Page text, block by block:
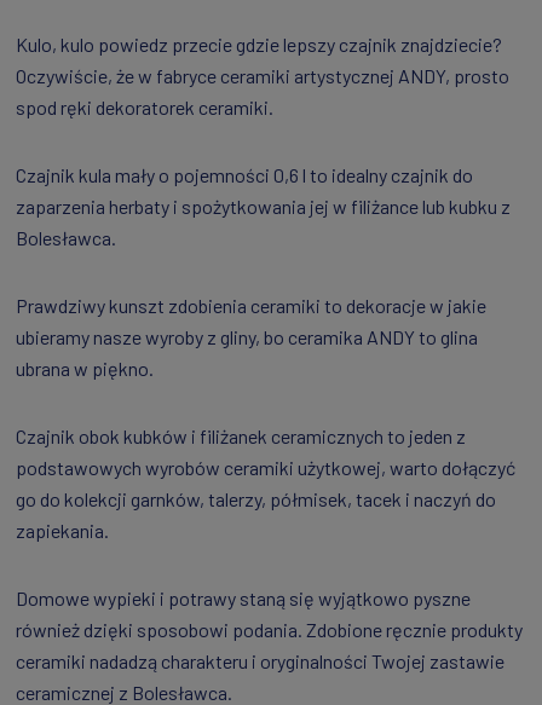
Kulo, kulo powiedz przecie gdzie lepszy czajnik znajdziecie?
Oczywiście, że w fabryce ceramiki artystycznej ANDY, prosto
spod ręki dekoratorek ceramiki.
Czajnik kula mały o pojemności 0,6 l to idealny czajnik do
zaparzenia herbaty i spożytkowania jej w filiżance lub kubku z
Bolesławca.
Prawdziwy kunszt zdobienia ceramiki to dekoracje w jakie
ubieramy nasze wyroby z gliny, bo ceramika ANDY to glina
ubrana w piękno.
Czajnik obok kubków i filiżanek ceramicznych to jeden z
podstawowych wyrobów ceramiki użytkowej, warto dołączyć
go do kolekcji garnków, talerzy, półmisek, tacek i naczyń do
zapiekania.
Domowe wypieki i potrawy staną się wyjątkowo pyszne
również dzięki sposobowi podania. Zdobione ręcznie produkty
ceramiki nadadzą charakteru i oryginalności Twojej zastawie
ceramicznej z Bolesławca.